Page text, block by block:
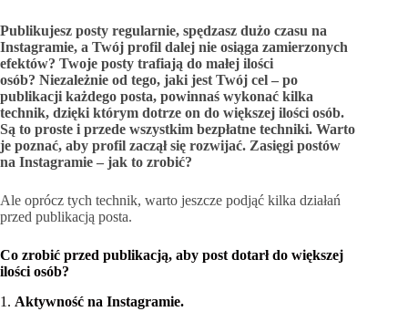
Publikujesz posty regularnie, spędzasz dużo czasu na
Instagramie, a Twój profil dalej nie osiąga zamierzonych
efektów? Twoje posty trafiają do małej ilości
osób? Niezależnie od tego, jaki jest Twój cel – po
publikacji każdego posta, powinnaś wykonać kilka
technik, dzięki którym dotrze on do większej ilości osób.
Są to proste i przede wszystkim bezpłatne techniki. Warto
je poznać, aby profil zaczął się rozwijać. Zasięgi postów
na Instagramie – jak to zrobić?
Ale oprócz tych technik, warto jeszcze podjąć kilka działań
przed publikacją posta.
Co zrobić przed publikacją, aby post dotarł do większej
ilości osób?
1. Aktywność na Instagramie.